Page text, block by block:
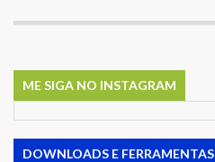
ME SIGA NO INSTAGRAM
DOWNLOADS E FERRAMENTAS